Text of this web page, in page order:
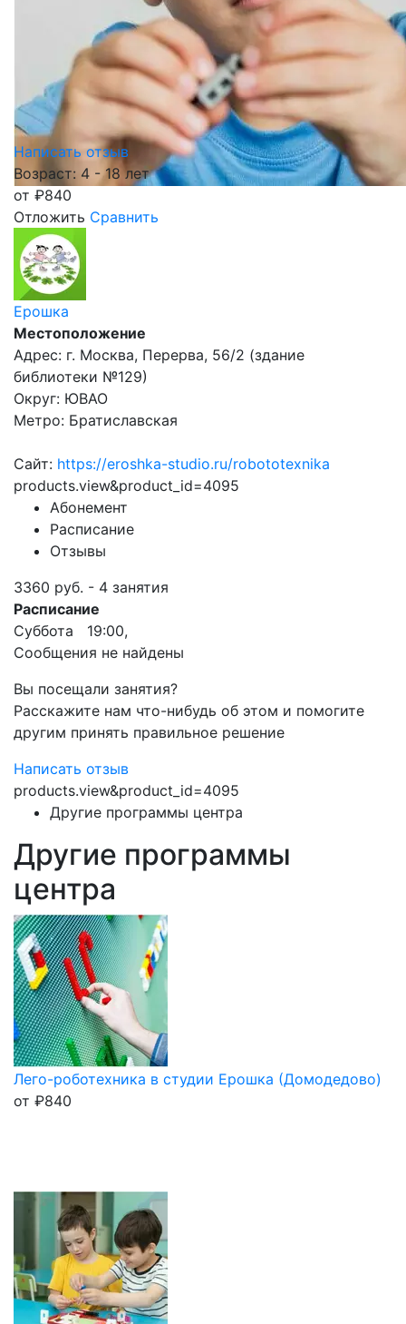
Написать отзыв
Возраст: 4 - 18 лет
от ₽840
Отложить Сравнить
Ерошка
Местоположение
Адрес: г. Москва, Перерва, 56/2 (здание
библиотеки №129)
Округ: ЮВАО
Метро: Братиславская
Сайт: https://eroshka-studio.ru/robototexnika
products.view&product_id=4095
Абонемент
Расписание
Отзывы
3360 руб. - 4 занятия
Расписание
Суббота 19:00,
Сообщения не найдены
Вы посещали занятия?
Расскажите нам что-нибудь об этом и помогите
другим принять правильное решение
Написать отзыв
products.view&product_id=4095
Другие программы центра
Другие программы
центра
Лего-роботехника в студии Ерошка (Домодедово)
от ₽840